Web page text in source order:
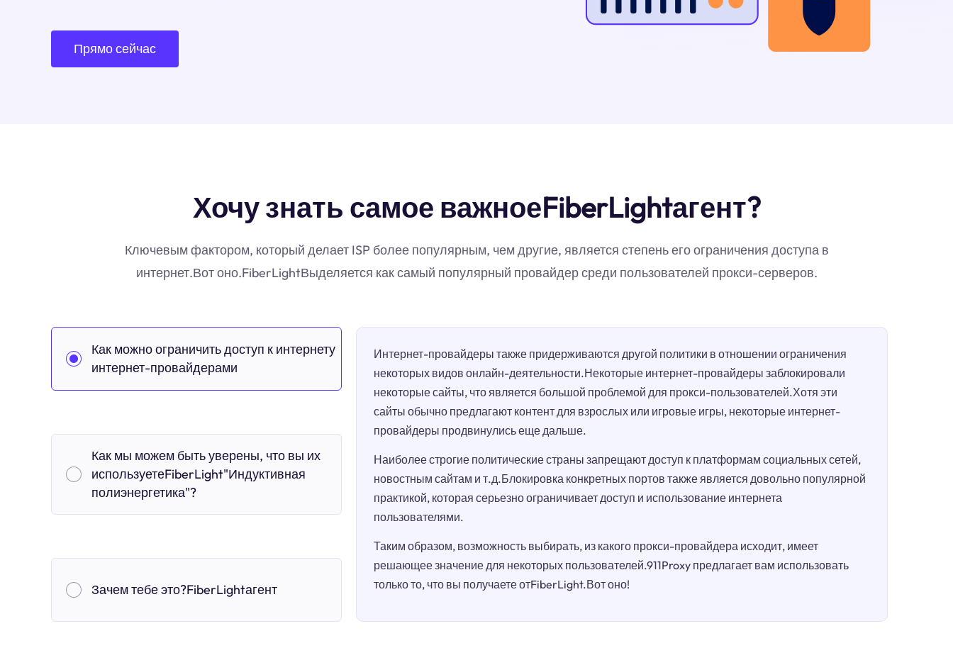
Прямо сейчас
Хочу знать самое важноеFiberLightагент?
Ключевым фактором, который делает ISP более популярным, чем другие, является степень его ограничения доступа в
интернет.Вот оно.FiberLightВыделяется как самый популярный провайдер среди пользователей прокси-серверов.
Как можно ограничить доступ к интернету
интернет-провайдерами
Как мы можем быть уверены, что вы их
используетеFiberLight"Индуктивная
полиэнергетика"?
Зачем тебе это?FiberLightагент
Интернет-провайдеры также придерживаются другой политики в отношении ограничения
некоторых видов онлайн-деятельности.Некоторые интернет-провайдеры заблокировали
некоторые сайты, что является большой проблемой для прокси-пользователей.Хотя эти
сайты обычно предлагают контент для взрослых или игровые игры, некоторые интернет-
провайдеры продвинулись еще дальше.
Наиболее строгие политические страны запрещают доступ к платформам социальных сетей,
новостным сайтам и т.д.Блокировка конкретных портов также является довольно популярной
практикой, которая серьезно ограничивает доступ и использование интернета
пользователями.
Таким образом, возможность выбирать, из какого прокси-провайдера исходит, имеет
решающее значение для некоторых пользователей.911Proxy предлагает вам использовать
только то, что вы получаете отFiberLight.Вот оно!